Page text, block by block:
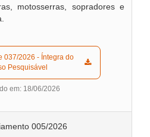
motosserras, sopradores e
Pesquisável
em: 18/06/2026
005/2026